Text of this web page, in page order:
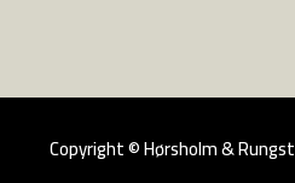
Copyright©Hørsholm &